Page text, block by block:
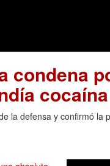
condena
la defensa y confirmó